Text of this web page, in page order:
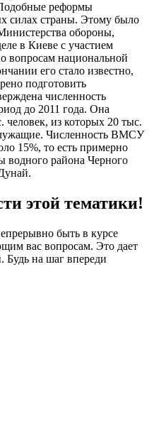
реформы
силах страны. Этому было
обороны,
в Киеве с участием
вопросам национальной
его стало известно,
подготовить
численность
до 2011 года. Она
человек, из которых 20 тыс.
Численность ВМСУ
15%, то есть примерно
водного района Черного
этой тематики!
быть в курсе
вас вопросам. Это дает
Будь на шаг впереди